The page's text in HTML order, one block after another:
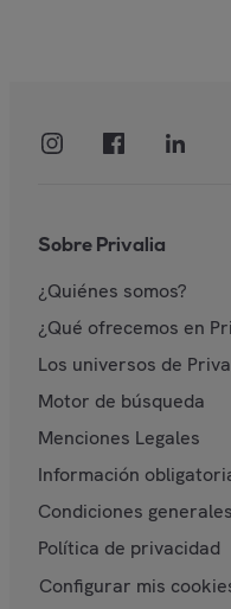
Sobre Privalia
¿Quiénes somos?
¿Qué ofrecemos en
Los universos de
Motor de búsqueda
Menciones Legales
Información
Condiciones
Política de privacidad
Configurar mis